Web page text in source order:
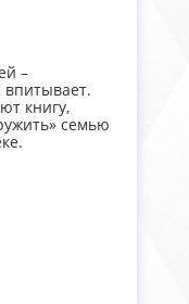
–
впитывает.
книгу,
семью